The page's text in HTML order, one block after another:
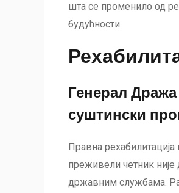
шта се променило од
будућности.
Генерал
суштински
Правна
преживели четник није
државним службама.